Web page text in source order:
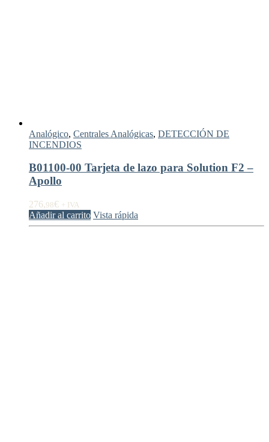
Analógico, Centrales Analógicas, DETECCIÓN DE
INCENDIOS
B01100-00 Tarjeta de lazo para Solution F2 –
Apollo
276,98€ + IVA
Añadir al carrito Vista rápida